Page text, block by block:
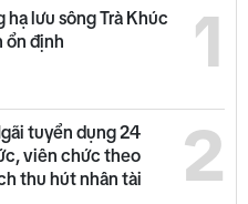
1
hạ lưu sông Trà Khúc
ổn định
2
tuyển dụng 24
viên chức theo
thu hút nhân tài